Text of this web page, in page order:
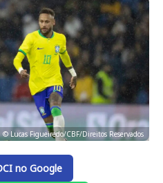
© Lucas Figueiredo/CBF/Direitos Reservados
no Google